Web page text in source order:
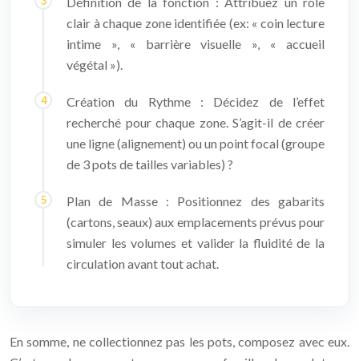
clair à chaque zone identifiée (ex: « coin lecture
intime », « barrière visuelle », « accueil
végétal »).
Création du Rythme : Décidez de l’effet
recherché pour chaque zone. S’agit-il de créer
une ligne (alignement) ou un point focal (groupe
de 3 pots de tailles variables) ?
Plan de Masse : Positionnez des gabarits
(cartons, seaux) aux emplacements prévus pour
simuler les volumes et valider la fluidité de la
circulation avant tout achat.
En somme, ne collectionnez pas les pots, composez avec eux.